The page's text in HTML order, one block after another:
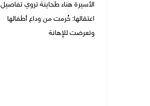
الأسيرة هناء طحاينة تروي تفاصيل
اعتقالها: حُرمت من وداع أطفالها
وتعرضت للإهانة